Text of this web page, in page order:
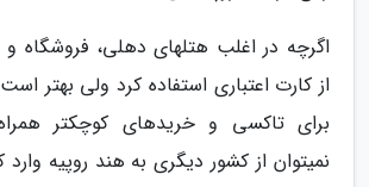
اگرچه در اغلب هتلهای دهلی، فروشگاه و
از کارت اعتباری استفاده کرد ولی بهتر
برای تاکسی و خریدهای کوچکتر
نمیتوان از کشور دیگری به هند روپیه وارد